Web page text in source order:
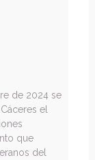
de 2024 se
el
que
del